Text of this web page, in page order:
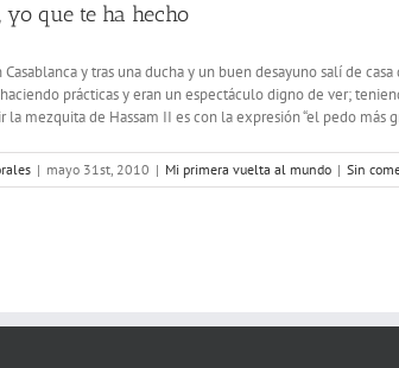
yo que te ha hecho
y tras una ducha y un buen desayuno salí de
prácticas y eran un espectáculo digno de ver;
la mezquita de Hassam II es con la expresión “el pedo
| mayo 31st, 2010 | Mi primera vuelta al mundo | Sin